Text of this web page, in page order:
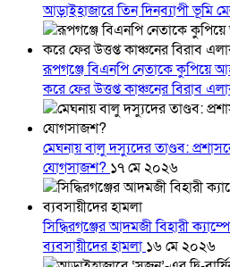
আড়াইহাজারে তিন দিনব্যাপী ভূমি
রূপগঞ্জে বিএনপি নেতাকে কুপিয়ে
করে ফের উত্তপ্ত কাঞ্চনের বিরাব
মেঘনায় বালু দস্যুদের তাণ্ডব:
যোগসাজশ? ১৭ মে ২০২৬
সিদ্ধিরগঞ্জের আদমজী বিহারী
ব্যবসায়ীদের হামলা ১৬ মে ২০২৬